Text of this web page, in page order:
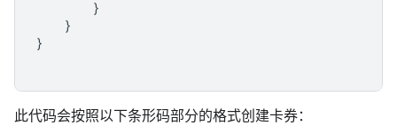
}
}
}
此代码会按照以下条形码部分的格式创建卡券：